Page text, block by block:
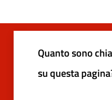
Quanto sono
su questa